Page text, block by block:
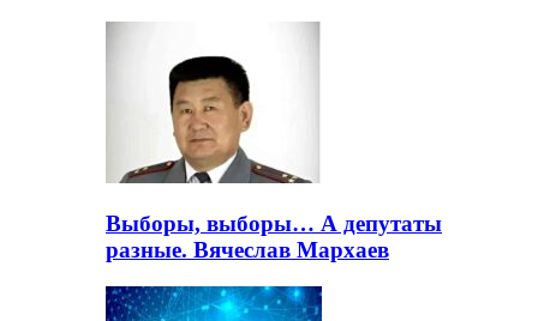
Выборы, выборы… А депутаты
разные. Вячеслав Мархаев